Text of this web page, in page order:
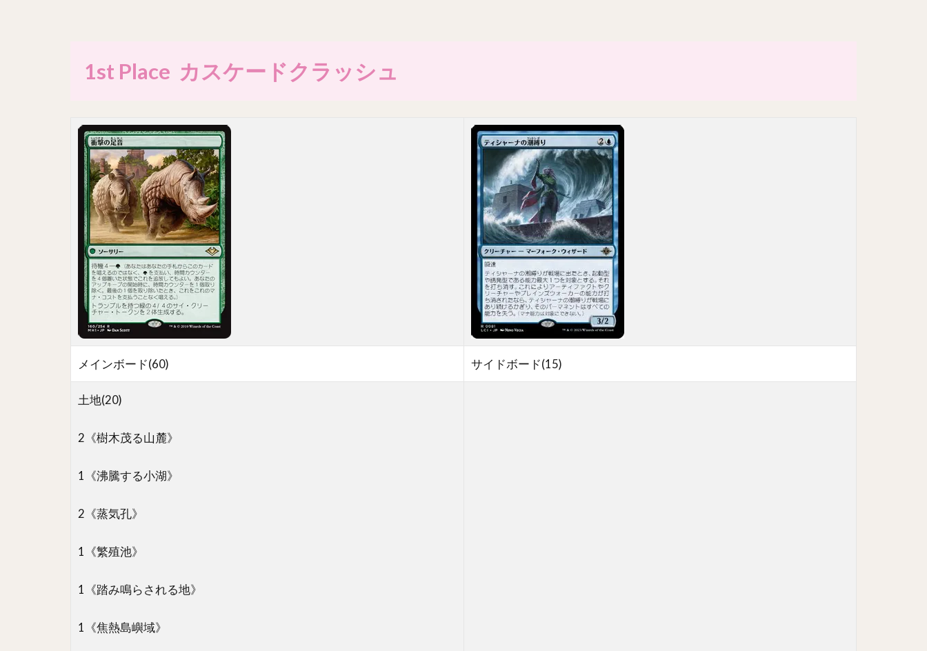
1st Place カスケードクラッシュ
メインボード(60) サイドボード(15)
土地(20)
2《樹木茂る山麓》
1《沸騰する小湖》
2《蒸気孔》
1《繁殖池》
1《踏み鳴らされる地》
1《焦熱島嶼域》